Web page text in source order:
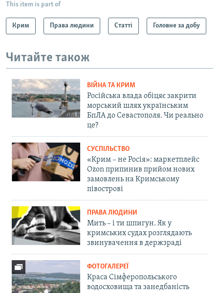
This item is part of
Крим Права людини Статті Головне за добу
Читайте також
ВІЙНА ТА КРИМ
Російська влада обіцяє закрити
морський шлях українським
БпЛА до Севастополя. Чи реально
це?
СУСПІЛЬСТВО
«Крим – не Росія»: маркетплейс
Ozon припинив прийом нових
замовлень на Кримському
півострові
ПРАВА ЛЮДИНИ
Мить – і ти шпигун. Як у
кримських судах розглядають
звинувачення в держзраді
ФОТОГАЛЕРЕЇ
Краса Сімферопольського
водосховища та занедбаність